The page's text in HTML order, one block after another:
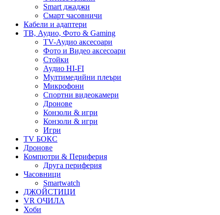
Smart джаджи
Смарт часовничи
Кабели и адаптери
ТВ, Аудио, Фото & Gaming
TV-Аудио аксесоари
Фото и Видео аксесоари
Стойки
Аудио HI-FI
Мултимедийни плеъри
Микрофони
Спортни видеокамери
Дронове
Конзоли & игри
Конзоли & игри
Игри
TV БОКС
Дронове
Компютри & Периферия
Друга периферия
Часовници
Smartwatch
ДЖОЙСТИЦИ
VR ОЧИЛА
Хоби